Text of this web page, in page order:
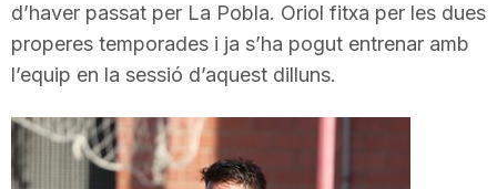
a
t
d’haver passat per La Pobla. Oriol fitxa per les dues
properes temporades i ja s’ha pogut entrenar amb
l’equip en la sessió d’aquest dilluns.